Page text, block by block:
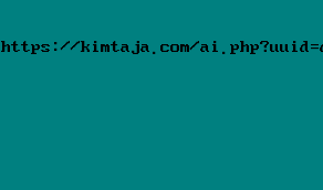
https://kimtaja.com/